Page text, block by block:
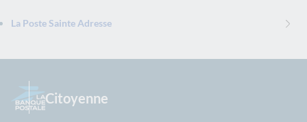
La Poste Sainte Adresse
Citoyenne